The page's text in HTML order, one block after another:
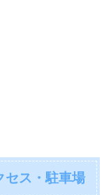
セス・駐車場